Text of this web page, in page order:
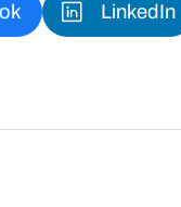
LinkedIn